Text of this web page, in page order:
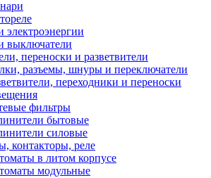
электроэнергии
выключатели
переноски и разветвители
разъемы, шнуры и переключатели
переходники и переноски
фильтры
бытовые
силовые
контакторы, реле
в литом корпусе
модульные